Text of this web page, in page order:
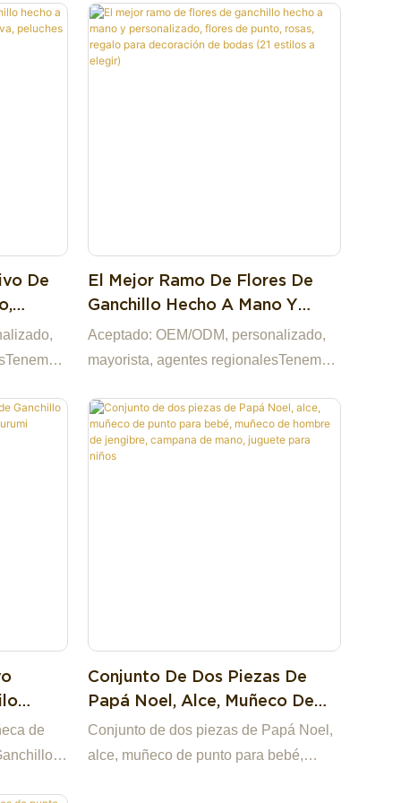
original,
de
muestras baratas.Tenemos nuestra
propia fábrica en China, lo que nos
convierte en la mejor opción para usted
De
nos
El Mejor Ramo De Flores De
Ganchillo Hecho A Mano Y
Personalizado, Flores De
Punto, Rosas, Regalo Para
Estilos A Elegir)
Aceptado: OEM/ODM, personalizado,
mayorista, agentes regionalesTenemos
muestras baratas.Tenemos nuestra
propia fábrica en China, lo que nos
convierte en la mejor opción para usted
de
Conjunto De Dos Piezas De
Papá Noel, Alce, Muñeco De
Punto Para Bebé, Muñeco De
Hombre De Jengibre, Campana
Conjunto de dos piezas de Papá Noel,
alce, muñeco de punto para bebé,